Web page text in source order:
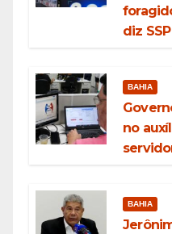
diz SSP
BAHIA
no
BAHIA